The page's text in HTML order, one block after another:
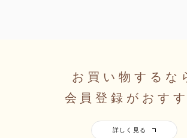
お買い物するな
会員登録がおす